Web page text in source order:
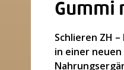
Gummi
Schlieren ZH
in einer